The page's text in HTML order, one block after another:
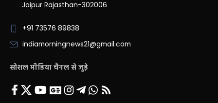
Jaipur Rajasthan-302006
+91 73576 89838
indiamorningnews21@gmail.com
सोशल मीडिया चैनल से जुड़े